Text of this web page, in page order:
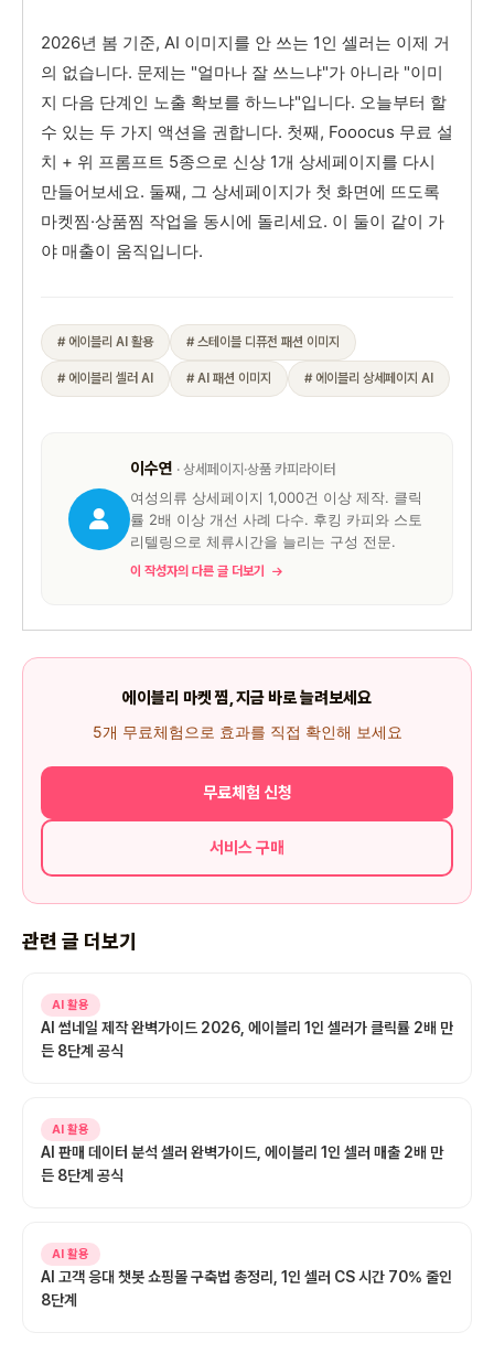
2026년 봄 기준, AI 이미지를 안 쓰는 1인 셀러는 이제 거
의 없습니다. 문제는 "얼마나 잘 쓰느냐"가 아니라 "이미
지 다음 단계인 노출 확보를 하느냐"입니다. 오늘부터 할
수 있는 두 가지 액션을 권합니다. 첫째, Fooocus 무료 설
치 + 위 프롬프트 5종으로 신상 1개 상세페이지를 다시
만들어보세요. 둘째, 그 상세페이지가 첫 화면에 뜨도록
마켓찜·상품찜 작업을 동시에 돌리세요. 이 둘이 같이 가
야 매출이 움직입니다.
# 에이블리 AI 활용 # 스테이블 디퓨전 패션 이미지
# 에이블리 셀러 AI # AI 패션 이미지 # 에이블리 상세페이지 AI
이수연 · 상세페이지·상품 카피라이터
여성의류 상세페이지 1,000건 이상 제작. 클릭
률 2배 이상 개선 사례 다수. 후킹 카피와 스토
리텔링으로 체류시간을 늘리는 구성 전문.
이 작성자의 다른 글 더보기
에이블리 마켓 찜, 지금 바로 늘려보세요
5개 무료체험으로 효과를 직접 확인해 보세요
무료체험 신청
서비스 구매
관련 글 더보기
AI 활용
AI 썸네일 제작 완벽가이드 2026, 에이블리 1인 셀러가 클릭률 2배 만
든 8단계 공식
AI 활용
AI 판매 데이터 분석 셀러 완벽가이드, 에이블리 1인 셀러 매출 2배 만
든 8단계 공식
AI 활용
AI 고객 응대 챗봇 쇼핑몰 구축법 총정리, 1인 셀러 CS 시간 70% 줄인
8단계